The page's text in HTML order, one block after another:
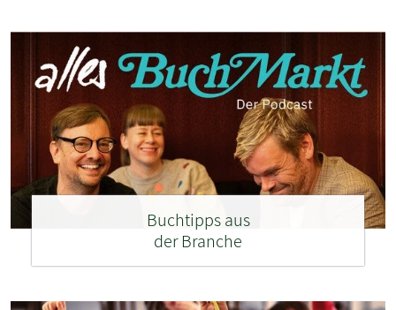
Buchtipps aus
der Branche